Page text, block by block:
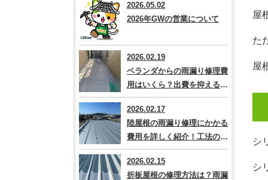
屋
た
屋
シ
シ
2026.05.02
2026年GWの営業について
2026.02.19
ベランダからの雨漏り修理費
用はいくら？出費を抑える方
法なども解説
2026.02.17
陸屋根の雨漏り修理にかかる
費用を詳しく紹介！工法の違
いも解説
2026.02.15
折板屋根の修理方法は？雨漏